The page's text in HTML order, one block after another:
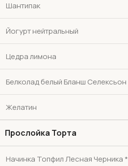
Шантипак
Йогурт нейтральный
Цедра лимона
Белколад белый Бланш Селексьон
Желатин
Прослойка Торта
Начинка Топфил Лесная Черника *